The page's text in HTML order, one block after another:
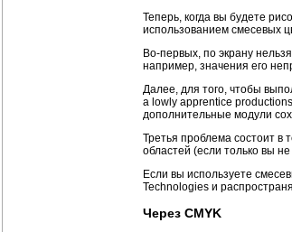
Теперь, когда вы будете
использованием смесевых
Во-первых, по экрану
например, значения его
Далее, для того, чтобы
a lowly apprentice
дополнительные модули
Третья проблема состоит в
областей (если только вы
Если вы используете
Technologies и
Через CMYK